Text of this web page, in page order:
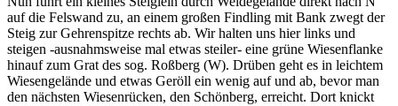
auf die Felswand zu, an einem großen Findling mit Bank zwegt der
Steig zur Gehrenspitze rechts ab. Wir halten uns hier links und
steigen -ausnahmsweise mal etwas steiler- eine grüne Wiesenflanke
hinauf zum Grat des sog. Roßberg (W). Drüben geht es in leichtem
Wiesengelände und etwas Geröll ein wenig auf und ab, bevor man
den nächsten Wiesenrücken, den Schönberg, erreicht. Dort knickt